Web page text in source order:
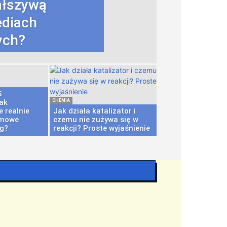
realnie
CHEMIA
Jak działa katalizator i
czemu nie zużywa się w
reakcji? Proste wyjaśnienie